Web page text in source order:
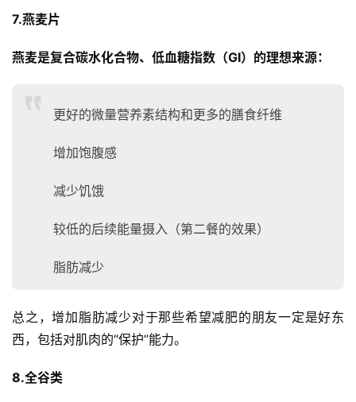
7.燕麦片
燕麦是复合碳水化合物、低血糖指数（GI）的理想来源：
更好的微量营养素结构和更多的膳食纤维
增加饱腹感
减少饥饿
较低的后续能量摄入（第二餐的效果）
脂肪减少
总之，增加脂肪减少对于那些希望减肥的朋友一定是好东
西，包括对肌肉的“保护”能力。
8.全谷类